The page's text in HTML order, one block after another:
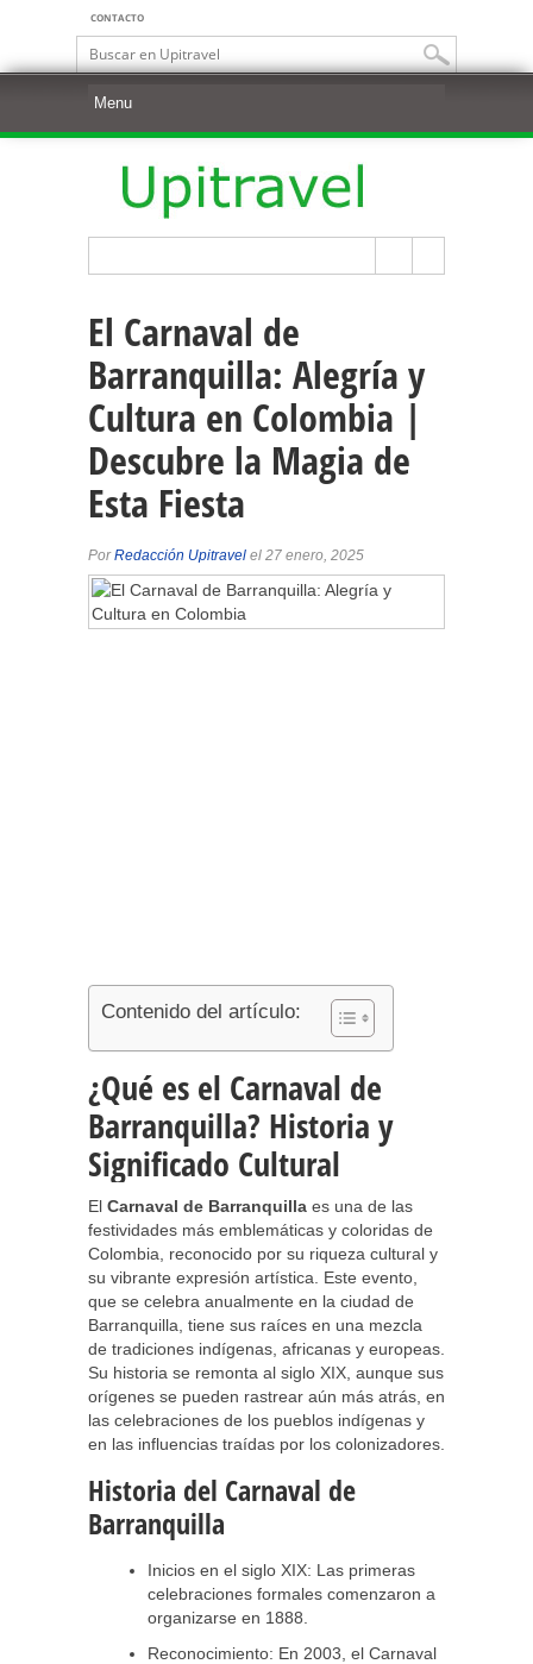
CONTACTO
El Carnaval de
Barranquilla: Alegría y
Cultura en Colombia |
Descubre la Magia de
Esta Fiesta
PorRedacción Upitravel el 27 enero, 2025
Contenido del artículo:
¿Qué es el Carnaval de
Barranquilla? Historia y
Significado Cultural
El Carnaval de Barranquilla es una de las
festividades más emblemáticas y coloridas de
Colombia, reconocido por su riqueza cultural y
su vibrante expresión artística. Este evento,
que se celebra anualmente en la ciudad de
Barranquilla, tiene sus raíces en una mezcla
de tradiciones indígenas, africanas y europeas.
Su historia se remonta al siglo XIX, aunque sus
orígenes se pueden rastrear aún más atrás, en
las celebraciones de los pueblos indígenas y
en las influencias traídas por los colonizadores.
Historia del Carnaval de
Barranquilla
Inicios en el siglo XIX: Las primeras
celebraciones formales comenzaron a
organizarse en 1888.
Reconocimiento: En 2003, el Carnaval